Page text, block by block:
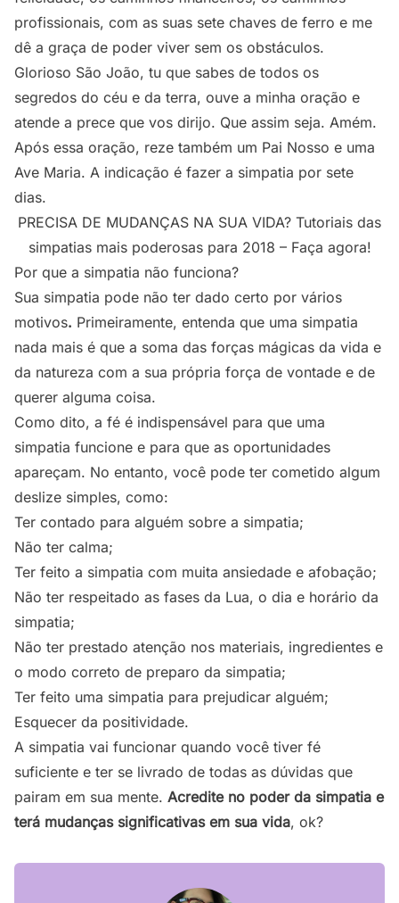
profissionais, com as suas sete chaves de ferro e me
dê a graça de poder viver sem os obstáculos.
Glorioso São João, tu que sabes de todos os
segredos do céu e da terra, ouve a minha oração e
atende a prece que vos dirijo. Que assim seja. Amém.
Após essa oração, reze também um Pai Nosso e uma
Ave Maria. A indicação é fazer a simpatia por sete
dias.
PRECISA DE MUDANÇAS NA SUA VIDA? Tutoriais das
simpatias mais poderosas para 2018 – Faça agora!
Por que a simpatia não funciona?
Sua simpatia pode não ter dado certo por vários
motivos. Primeiramente, entenda que uma simpatia
nada mais é que a soma das forças mágicas da vida e
da natureza com a sua própria força de vontade e de
querer alguma coisa.
Como dito, a fé é indispensável para que uma
simpatia funcione e para que as oportunidades
apareçam. No entanto, você pode ter cometido algum
deslize simples, como:
Ter contado para alguém sobre a simpatia;
Não ter calma;
Ter feito a simpatia com muita ansiedade e afobação;
Não ter respeitado as fases da Lua, o dia e horário da
simpatia;
Não ter prestado atenção nos materiais, ingredientes e
o modo correto de preparo da simpatia;
Ter feito uma simpatia para prejudicar alguém;
Esquecer da positividade.
A simpatia vai funcionar quando você tiver fé
suficiente e ter se livrado de todas as dúvidas que
pairam em sua mente. Acredite no poder da simpatia e
terá mudanças significativas em sua vida, ok?